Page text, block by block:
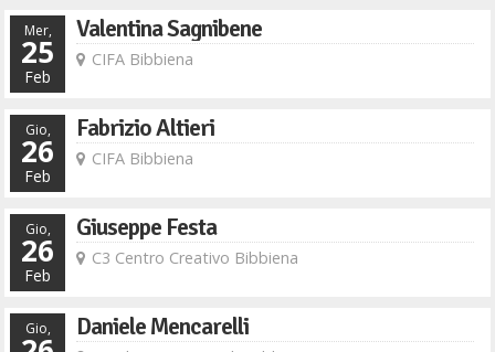
Mer,
25
Feb
Valentina Sagnibene
CIFA Bibbiena
Gio,
26
Feb
Fabrizio Altieri
CIFA Bibbiena
Gio,
26
Feb
Giuseppe Festa
C3 Centro Creativo Bibbiena
Gio, Daniele Mencarelli